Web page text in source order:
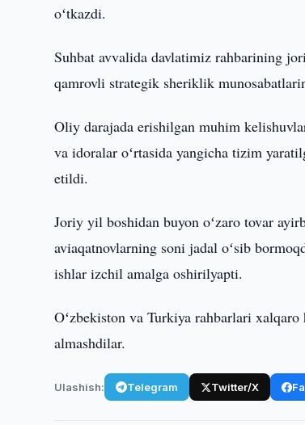
oʻtkazdi.
Suhbat avvalida davlatimiz rahbarining
qamrovli strategik sheriklik
Oliy darajada erishilgan muhim
va idoralar oʻrtasida yangicha tizim
etildi.
Joriy yil boshidan buyon oʻzaro tovar
aviaqatnovlarning soni jadal oʻsib
ishlar izchil amalga oshirilyapti.
Oʻzbekiston va Turkiya rahbarlari
almashdilar.
Ulashish: Telegram Twitter/X